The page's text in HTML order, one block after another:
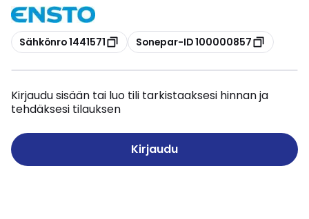
Kopioi
Sähkönro 1441571 Kopioi
Sonepar-ID 100000857
Kirjaudu sisään tai luo tili tarkistaaksesi hinnan ja
tehdäksesi tilauksen
Kirjaudu